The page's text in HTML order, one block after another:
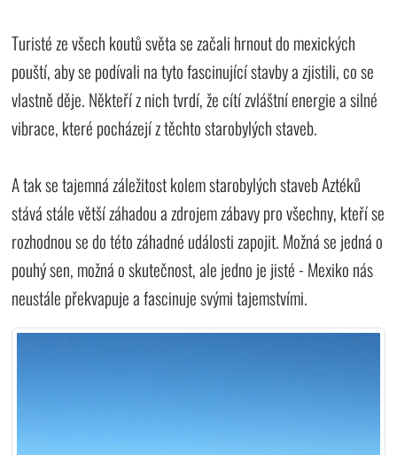
Turisté ze všech koutů světa se začali hrnout do mexických
pouští, aby se podívali na tyto fascinující stavby a zjistili, co se
vlastně děje. Někteří z nich tvrdí, že cítí zvláštní energie a silné
vibrace, které pocházejí z těchto starobylých staveb.
A tak se tajemná záležitost kolem starobylých staveb Aztéků
stává stále větší záhadou a zdrojem zábavy pro všechny, kteří se
rozhodnou se do této záhadné události zapojit. Možná se jedná o
pouhý sen, možná o skutečnost, ale jedno je jisté - Mexiko nás
neustále překvapuje a fascinuje svými tajemstvími.